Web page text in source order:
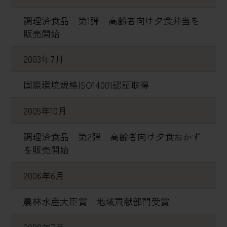
調理済食品 第1弾 高齢者向け夕食弁当を
販売開始
2003年7月
国際環境規格ISO14001認証取得
2005年10月
調理済食品 第2弾 高齢者向け夕食おかず
を販売開始
2006年6月
農林水産大臣賞 地域貢献部門受賞